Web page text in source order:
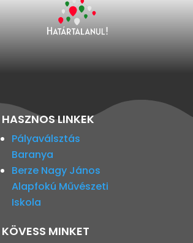
HASZNOS LINKEK
Pályaválsztás
Baranya
Berze Nagy János
Alapfokú Művészeti
Iskola
KÖVESS MINKET